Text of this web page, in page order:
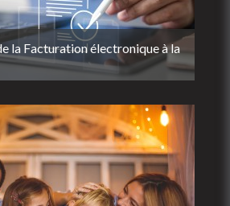
la Facturation électronique à la